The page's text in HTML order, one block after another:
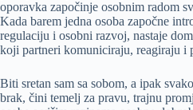
oporavka započinje osobnim radom
Kada barem jedna osoba započne
regulaciju i osobni razvoj, nastaje
koji partneri komuniciraju, reagiraju i
Biti sretan sam sa sobom, a ipak
brak, čini temelj za pravu, trajnu